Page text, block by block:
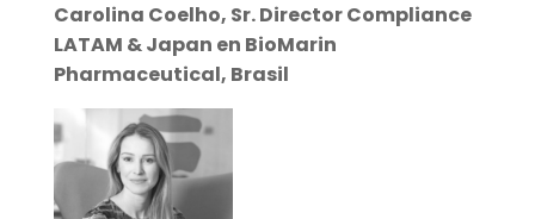
Carolina Coelho, Sr. Director Compliance
LATAM & Japan en BioMarin
Pharmaceutical, Brasil